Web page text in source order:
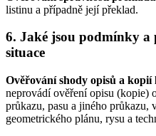
listinu a případně její překlad.
6. Jaké jsou podmínky a
situace
Ověřování shody opisů a kopií
neprovádí ověření opisu (kopie)
průkazu, pasu a jiného průkazu,
geometrického plánu, rysu a